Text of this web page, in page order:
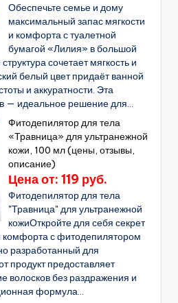
Обеспечьте семье и дому
максимальный запас мягкости
и комфорта с туалетной
бумагой «Лилия» в большой
сочетает мягкость и
белый цвет придаёт ванной
и аккуратности. Эта
— идеальное решение для...
Фитодепилятор для тела
«Травница» для ультранежной
кожи, 100 мл (цены, отзывы,
описание)
Цена от: 119 руб.
Фитодепилятор для тела
"Травница" для ультранежной
кожиОткройте для себя секрет
комфорта с фитодепилятором
разработанный для
продукт предоставляет
волосков без раздражения и
формула...